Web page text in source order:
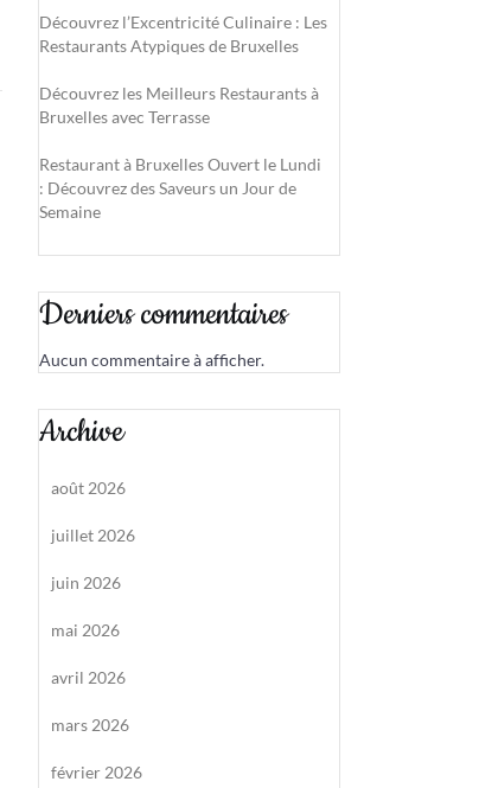
Découvrez l’Excentricité Culinaire : Les
Restaurants Atypiques de Bruxelles
Découvrez les Meilleurs Restaurants à
Bruxelles avec Terrasse
Restaurant à Bruxelles Ouvert le Lundi
: Découvrez des Saveurs un Jour de
Semaine
Derniers commentaires
Aucun commentaire à afficher.
Archive
août 2026
juillet 2026
juin 2026
mai 2026
avril 2026
mars 2026
février 2026